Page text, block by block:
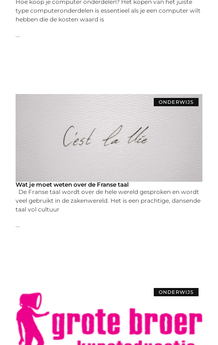
Hoe koop je computer onderdelen? Het kopen van het juiste
type computeronderdelen is essentieel als je een computer wilt
hebben die de kosten waard is
...
ONDERWIJS
Wat je moet weten over de Franse taal
De Franse taal wordt over de hele wereld gesproken en wordt
veel gebruikt in de zakenwereld. Het is een prachtige, dansende
taal vol cultuur
...
ONDERWIJS